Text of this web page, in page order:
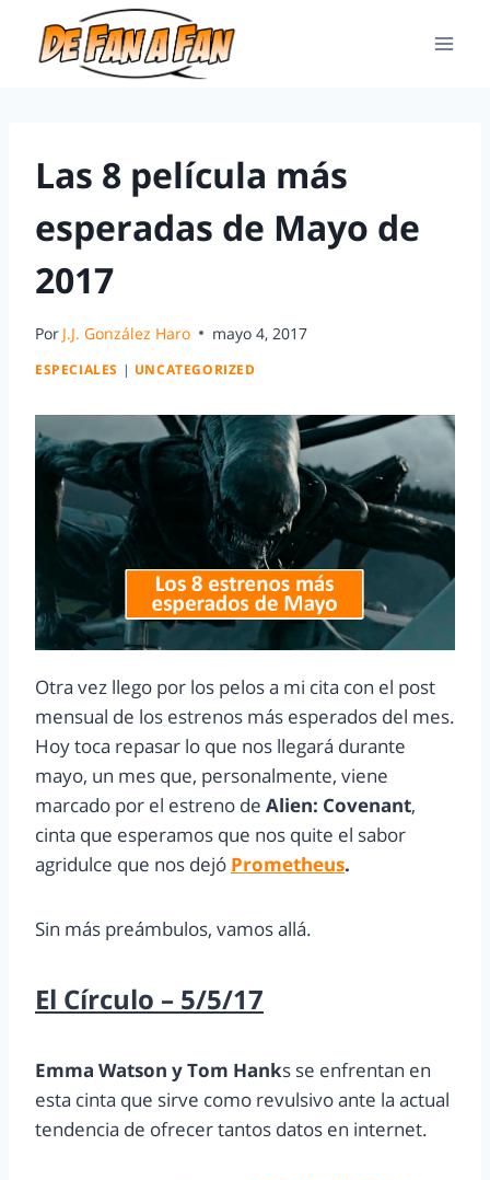
Las 8 película más
esperadas de Mayo de
2017
Por J.J. González Haro mayo 4, 2017
ESPECIALES | UNCATEGORIZED
Otra vez llego por los pelos a mi cita con el post
mensual de los estrenos más esperados del mes.
Hoy toca repasar lo que nos llegará durante
mayo, un mes que, personalmente, viene
marcado por el estreno de Alien: Covenant,
cinta que esperamos que nos quite el sabor
agridulce que nos dejó Prometheus.
Sin más preámbulos, vamos allá.
El Círculo – 5/5/17
Emma Watson y Tom Hanks se enfrentan en
esta cinta que sirve como revulsivo ante la actual
tendencia de ofrecer tantos datos en internet.